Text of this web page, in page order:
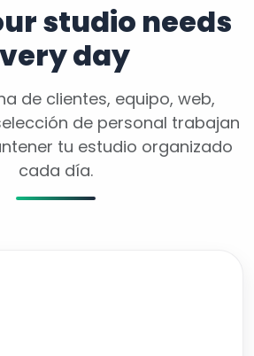
studio needs
day
de clientes, equipo, web,
de personal trabajan
tu estudio organizado
cada día.